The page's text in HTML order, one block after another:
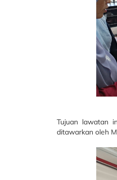
Tujuan lawatan
ditawarkan oleh